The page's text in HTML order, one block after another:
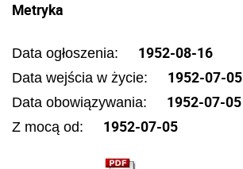
Metryka
Data ogłoszenia: 1952-08-16
Data wejścia w życie: 1952-07-05
Data obowiązywania: 1952-07-05
Z mocą od: 1952-07-05